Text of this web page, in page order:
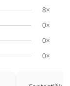
8×
0×
0×
0×